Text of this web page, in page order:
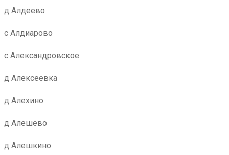
д Алдеево
с Алдиарово
с Александровское
д Алексеевка
д Алехино
д Алешево
д Алешкино